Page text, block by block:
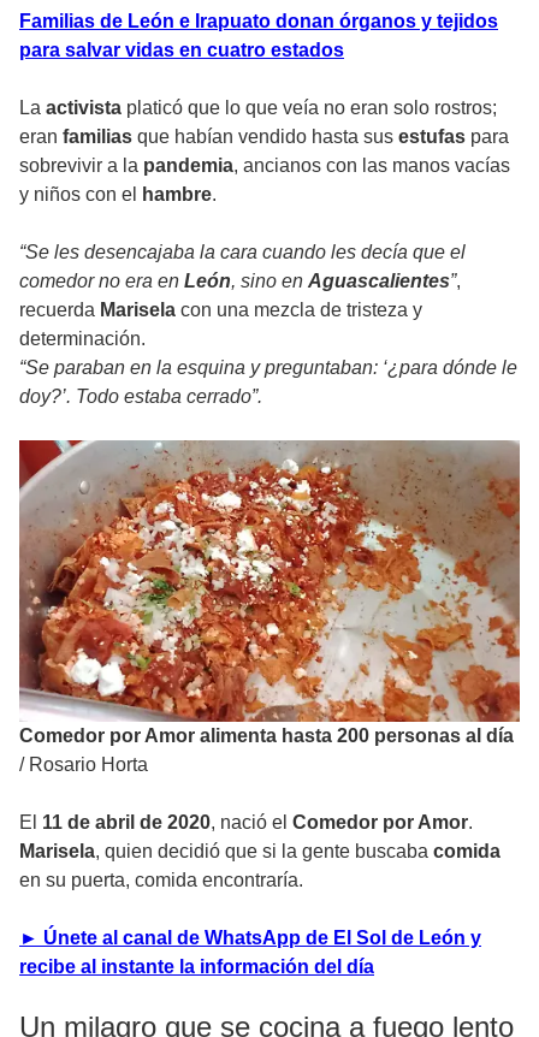
Familias de León e Irapuato donan órganos y tejidos
para salvar vidas en cuatro estados
La activista platicó que lo que veía no eran solo rostros;
eran familias que habían vendido hasta sus estufas para
sobrevivir a la pandemia, ancianos con las manos vacías
y niños con el
hambre.
“Se les desencajaba la cara cuando les decía que el
comedor no era en León, sino en Aguascalientes”,
recuerda Marisela con una mezcla de tristeza y
determinación.
“Se paraban en la esquina y preguntaban: ‘¿para dónde le
doy?’. Todo estaba cerrado”.
Comedor por Amor alimenta hasta 200 personas al día
/ Rosario Horta
El 11 de abril de 2020, nació el Comedor por Amor.
Marisela, quien decidió que si la gente buscaba comida
en su puerta, comida encontraría.
► Únete al canal de WhatsApp de El Sol de León y
recibe al instante la información del día
Un milagro que se cocina a fuego lento